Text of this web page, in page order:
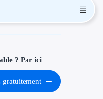
Aides à
Aides
Thématiques
Financement
? Par ici
gratuitement